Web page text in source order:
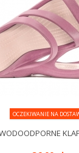
OCZEKIWANIE NA